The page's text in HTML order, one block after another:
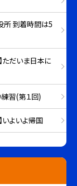
所 到着時間は5
ただいま日本に
習(第１回)
いよいよ帰国